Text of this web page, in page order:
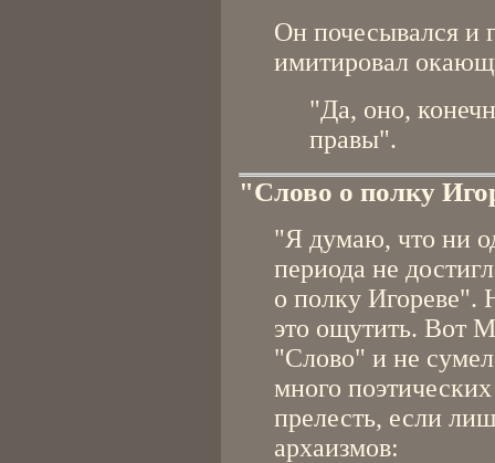
Он почесывался и
имитировал
"Да, оно,
правы".
"Слово о полку
"Я думаю, что ни
периода не
о полку Игореве".
это ощутить. Вот
"Слово" и не
много
прелесть, если
архаизмов: